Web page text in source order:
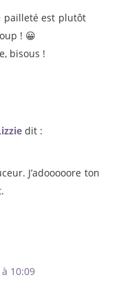
pailleté est plutôt
! 😀
bisous !
dit :
J’adooooore ton
10:09